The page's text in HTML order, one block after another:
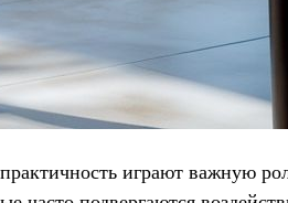
играют важную